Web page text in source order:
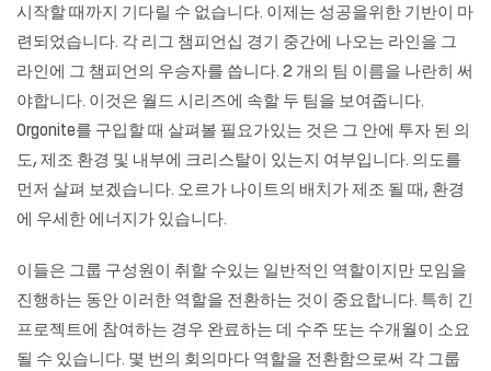
시작할 때까지 기다릴 수 없습니다. 이제는 성공을위한 기반이 마
련되었습니다. 각 리그 챔피언십 경기 중간에 나오는 라인을 그
라인에 그 챔피언의 우승자를 씁니다. 2 개의 팀 이름을 나란히 써
야합니다. 이것은 월드 시리즈에 속할 두 팀을 보여줍니다.
Orgonite를 구입할 때 살펴볼 필요가있는 것은 그 안에 투자 된 의
도, 제조 환경 및 내부에 크리스탈이 있는지 여부입니다. 의도를
먼저 살펴 보겠습니다. 오르가 나이트의 배치가 제조 될 때, 환경
에 우세한 에너지가 있습니다.
이들은 그룹 구성원이 취할 수있는 일반적인 역할이지만 모임을
진행하는 동안 이러한 역할을 전환하는 것이 중요합니다. 특히 긴
프로젝트에 참여하는 경우 완료하는 데 수주 또는 수개월이 소요
될 수 있습니다. 몇 번의 회의마다 역할을 전환함으로써 각 그룹